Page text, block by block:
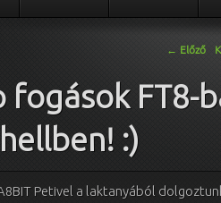
← Előző
fogások FT8-
:)
Petivel a laktanyából